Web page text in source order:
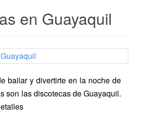
en Guayaquil​
bailar y divertirte en la noche de
son las discotecas de Guayaquil.